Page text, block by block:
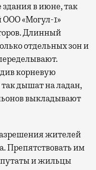
в июне, так
«Могул-1»
Длинный
отдельных зон и
корневую
дышат на ладан,
выкладывают
жителей
Препятствовать им
и жильцы